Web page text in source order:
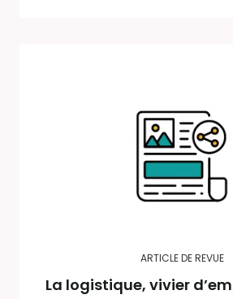
ARTICLE DE REVUE
La logistique, vivier